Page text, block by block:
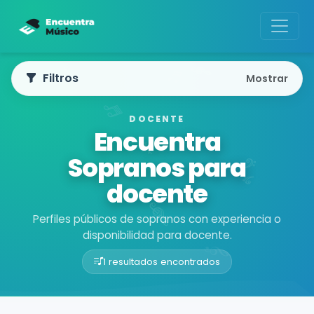
DOCENTE
Encuentra
Sopranos para
docente
Perfiles públicos de sopranos con experiencia o
disponibilidad para docente.
1 resultados encontrados
Buscador de músicos
Filtros Mostrar